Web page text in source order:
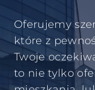
Sprzedaj
Oferujemy
które z
Twoje
to nie tylko